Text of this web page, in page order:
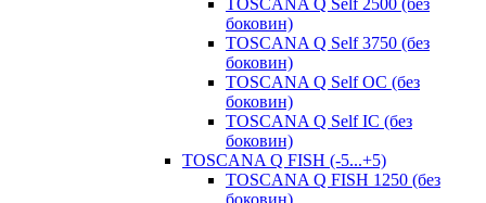
TOSCANA Q Self 2500 (без
боковин)
TOSCANA Q Self 3750 (без
боковин)
TOSCANA Q Self OC (без
боковин)
TOSCANA Q Self IC (без
боковин)
TOSCANA Q FISH (-5...+5)
TOSCANA Q FISH 1250 (без
боковин)